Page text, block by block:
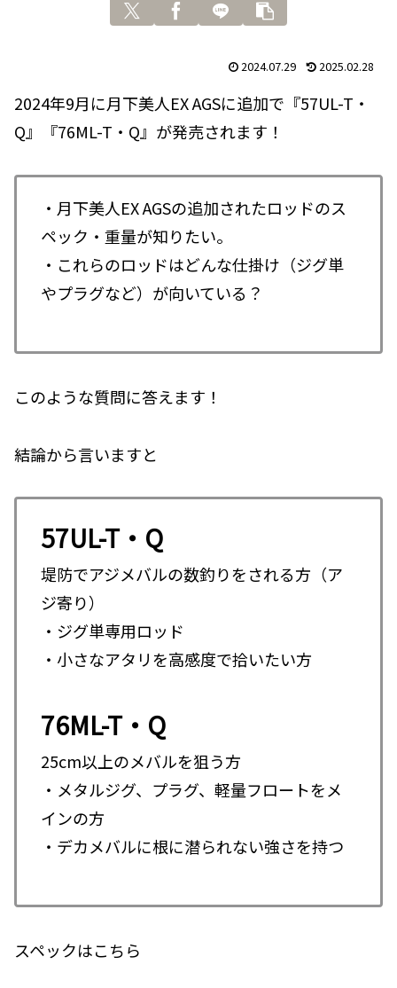
2024.07.29 2025.02.28
2024年9月に月下美人EX AGSに追加で『57UL-T・
Q』『76ML-T・Q』が発売されます！
・月下美人EX AGSの追加されたロッドのス
ペック・重量が知りたい。
・これらのロッドはどんな仕掛け（ジグ単
やプラグなど）が向いている？
このような質問に答えます！
結論から言いますと
57UL-T・Q
堤防でアジメバルの数釣りをされる方（ア
ジ寄り）
・ジグ単専用ロッド
・小さなアタリを高感度で拾いたい方
76ML-T・Q
25cm以上のメバルを狙う方
・メタルジグ、プラグ、軽量フロートをメ
インの方
・デカメバルに根に潜られない強さを持つ
スペックはこちら